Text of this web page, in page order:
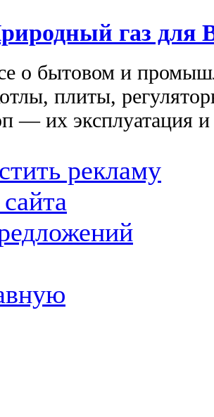
газ для
о бытовом и
плиты,
— их эксплуатация
рекламу